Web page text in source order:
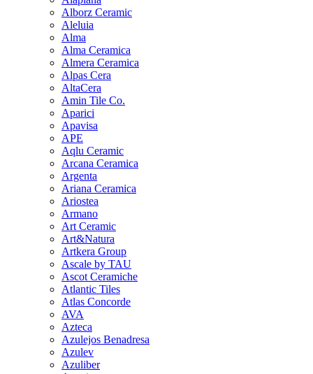
Alborz Ceramic
Aleluia
Alma
Alma Ceramica
Almera Ceramica
Alpas Cera
AltaCera
Amin Tile Co.
Aparici
Apavisa
APE
Aqlu Ceramic
Arcana Ceramica
Argenta
Ariana Ceramica
Ariostea
Armano
Art Ceramic
Art&Natura
Artkera Group
Ascale by TAU
Ascot Ceramiche
Atlantic Tiles
Atlas Concorde
AVA
Azteca
Azulejos Benadresa
Azulev
Azuliber